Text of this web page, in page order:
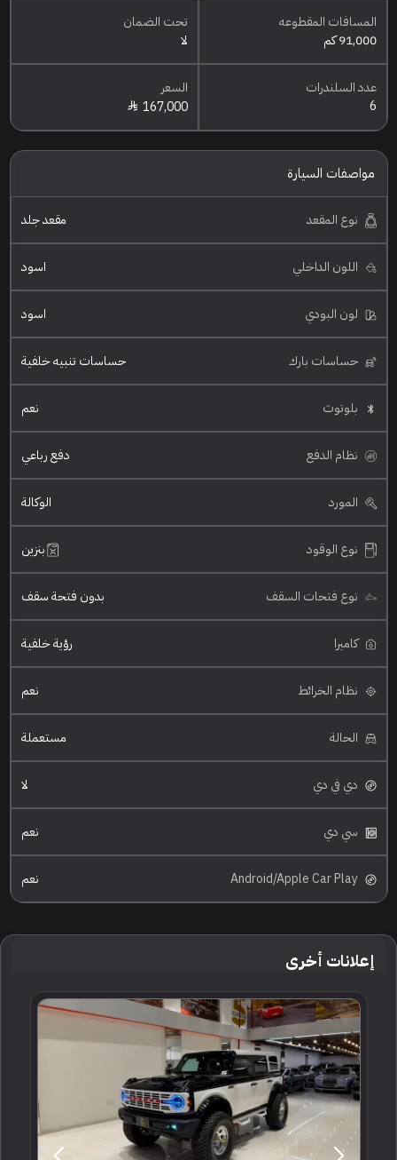
المسافات المقطوعه
91,000 كم
تحت الضمان
لا
عدد السلندرات
6
السعر
167,000
مواصفات السيارة
نوع المقعد مقعد جلد
اللون الداخلي اسود
لون البودي اسود
حساسات بارك حساسات تنبيه خلفية
بلوتوث نعم
نظام الدفع دفع رباعي
المورد الوكالة
نوع الوقود بنزين
نوع فتحات السقف بدون فتحة سقف
كاميرا رؤية خلفية
نظام الخرائط نعم
الحالة مستعملة
دي في دي لا
سي دي نعم
Android/Apple Car Play نعم
إعلانات أخرى